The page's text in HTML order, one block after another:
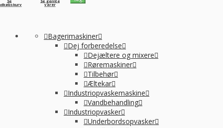
varer
Bagerimaskiner
Dej forberedelse
Dejæltere og mixere
Røremaskiner
Tilbehør
Æltekar
Industriopvaskemaskine
Vandbehandling
Industriopvasker
Underbordsopvasker